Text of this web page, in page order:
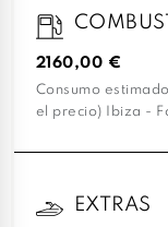
2160,00 €
Consumo
el precio) Ibiza -
EXTRAS